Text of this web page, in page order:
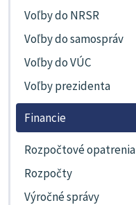
Voľby do NRSR
Voľby do samospráv
Voľby do VÚC
Voľby prezidenta
Financie
Rozpočtové opatrenia
Rozpočty
Výročné správy